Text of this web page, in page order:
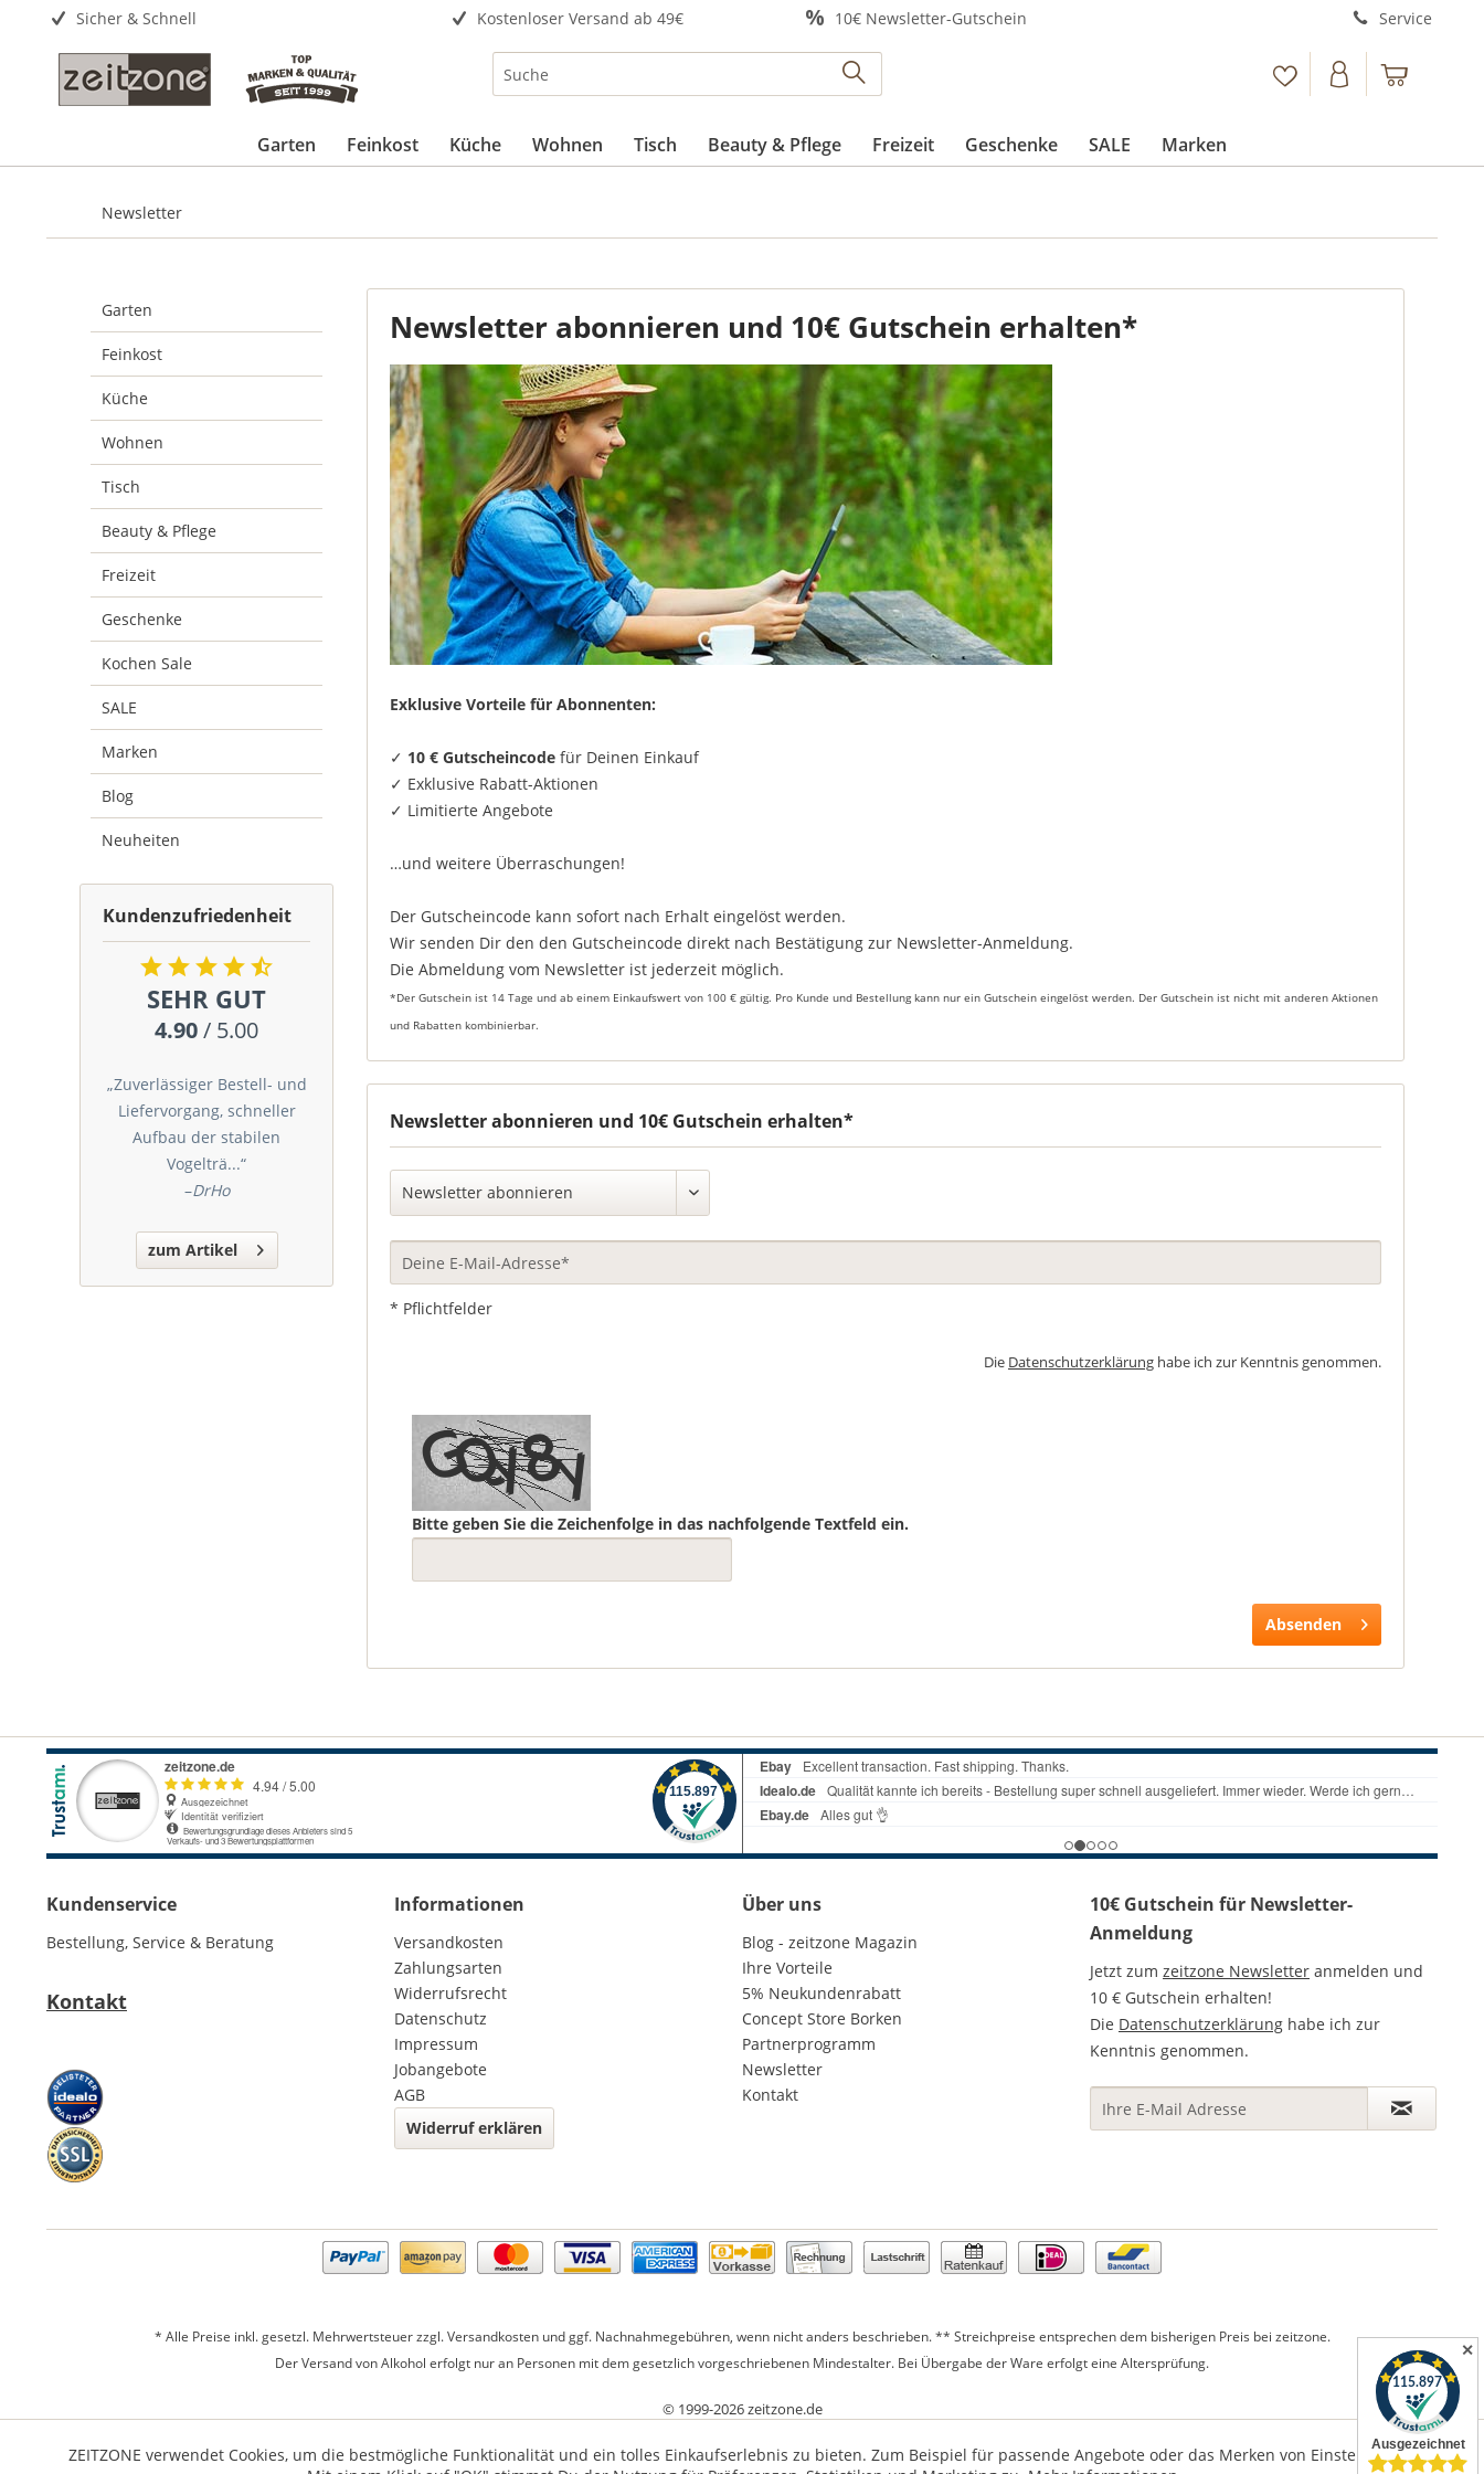
Sicher & Schnell Kostenloser Versand ab 49€ 10€ Newsletter-Gutschein Service
Garten Feinkost Küche Wohnen Tisch Beauty & Pflege Freizeit Geschenke SALE Marken
Newsletter
Garten
Feinkost
Küche
Wohnen
Tisch
Beauty & Pflege
Freizeit
Geschenke
Kochen Sale
SALE
Marken
Blog
Neuheiten
Kundenzufriedenheit
SEHR GUT
4.90/ 5.00
„Zuverlässiger Bestell- und
Liefervorgang, schneller
Aufbau der stabilen
Vogelträ...“
–DrHo
zum Artikel
Newsletter abonnieren und 10€ Gutschein erhalten*
Exklusive Vorteile für Abonnenten:
✓ 10 € Gutscheincode für Deinen Einkauf
✓ Exklusive Rabatt-Aktionen
✓ Limitierte Angebote
…und weitere Überraschungen!
Der Gutscheincode kann sofort nach Erhalt eingelöst werden.
Wir senden Dir den den Gutscheincode direkt nach Bestätigung zur Newsletter-Anmeldung.
Die Abmeldung vom Newsletter ist jederzeit möglich.
*Der Gutschein ist 14 Tage und ab einem Einkaufswert von 100 € gültig. Pro Kunde und Bestellung kann nur ein Gutschein eingelöst werden. Der Gutschein ist nicht mit anderen Aktionen
und Rabatten kombinierbar.
Newsletter abonnieren und 10€ Gutschein erhalten*
* Pflichtfelder
Die Datenschutzerklärung habe ich zur Kenntnis genommen.
Bitte geben Sie die Zeichenfolge in das nachfolgende Textfeld ein.
Absenden
✕
Kundenservice
Bestellung, Service & Beratung
Kontakt
Informationen
Versandkosten
Zahlungsarten
Widerrufsrecht
Datenschutz
Impressum
Jobangebote
AGB
Widerruf erklären
Über uns
Blog - zeitzone Magazin
Ihre Vorteile
5% Neukundenrabatt
Concept Store Borken
Partnerprogramm
Newsletter
Kontakt
10€ Gutschein für Newsletter-
Anmeldung
Jetzt zum zeitzone Newsletter anmelden und
10 € Gutschein erhalten!
Die Datenschutzerklärung habe ich zur
Kenntnis genommen.
* Alle Preise inkl. gesetzl. Mehrwertsteuer zzgl.Versandkostenund ggf. Nachnahmegebühren, wenn nicht anders beschrieben. ** Streichpreise entsprechen dem bisherigen Preis bei zeitzone.
Der Versand von Alkohol erfolgt nur an Personen mit dem gesetzlich vorgeschriebenen Mindestalter. Bei Übergabe der Ware erfolgt eine Altersprüfung.
© 1999-2026 zeitzone.de
ZEITZONE verwendet Cookies, um die bestmögliche Funktionalität und ein tolles Einkaufserlebnis zu bieten. Zum Beispiel für passende Angebote oder das Merken von Einstellungen.